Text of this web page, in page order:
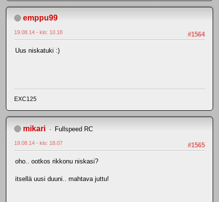
emppu99
#1564
19.08.14 - klo: 10.18
Uus niskatuki :)
EXC125
mikari Fullspeed RC
#1565
19.08.14 - klo: 18.07
oho.. ootkos rikkonu niskasi?
itsellä uusi duuni.. mahtava juttu!